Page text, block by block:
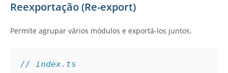
Reexportação (Re-export)
Permite agrupar vários módulos e exportá-los juntos.
// index.ts